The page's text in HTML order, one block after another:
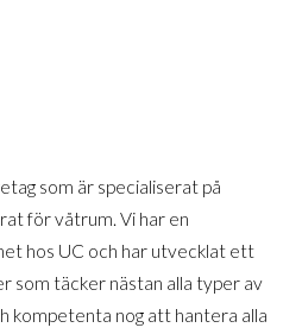
som är specialiserat på
för våtrum. Vi har en
hos UC och har utvecklat ett
som täcker nästan alla typer av
kompetenta nog att hantera alla